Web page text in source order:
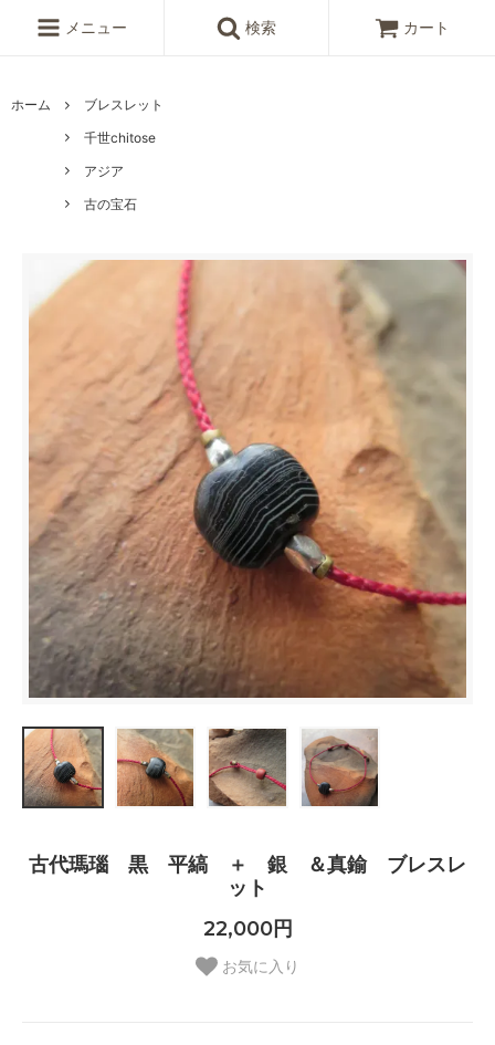
メニュー 検索 カート
ホーム
ブレスレット
千世chitose
アジア
古の宝石
古代瑪瑙 黒 平縞 ＋ 銀 ＆真鍮 ブレスレ
ット
22,000円
お気に入り